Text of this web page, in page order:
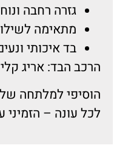
גזרה רחבה ונוחה
מתאימה לשילוב עם
בד איכותי ונעים למגע
הבד:אריג קליל
למלתחה שלך
עונה – הזמיני עכשיו!